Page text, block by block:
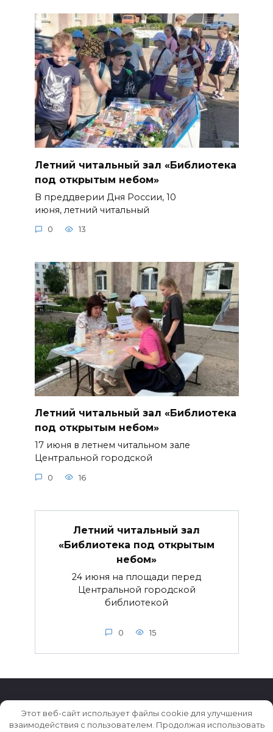
Летний читальный зал «Библиотека
под открытым небом»
В преддверии Дня России, 10
июня, летний читальный
0 13
Летний читальный зал «Библиотека
под открытым небом»
17 июня в летнем читальном зале
Центральной городской
0 16
Летний читальный зал
«Библиотека под открытым
небом»
24 июня на площади перед
Центральной городской
библиотекой
0 15
© 2026 Истории ★ Новости ★ Факты ★ Очерки
Этот веб-сайт использует файлы cookie для улучшения
взаимодействия с пользователем. Продолжая использовать